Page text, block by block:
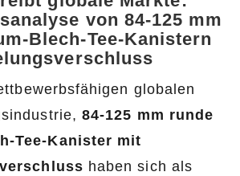
von 84-125 mm
Blech-Tee-Kanistern
globalen
84-125 mm runde
Tee-Kanister mit
haben sich als